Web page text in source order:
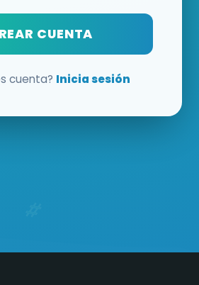
CUENTA
cuenta? Inicia sesión